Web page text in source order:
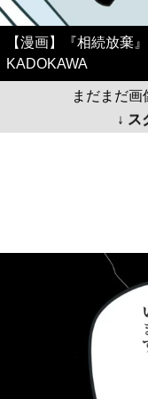
【漫画】『相続放
KADOKAWA
まだまだ画
↓ ス